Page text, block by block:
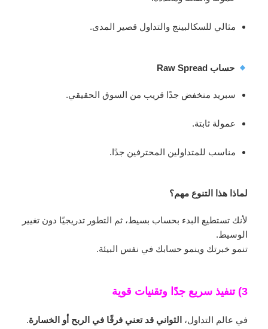
مثالي للسكالبينج والتداول قصير المدى.
حساب Raw Spread
سبريد منخفض جدًا قريب من السوق الحقيقي.
عمولة ثابتة.
مناسب للمتداولين المحترفين جدًا.
لماذا هذا التنوع مهم؟
لأنك تستطيع البدء بحساب بسيط، ثم التطور تدريجيًا دون تغيير
الوسيط.
تنمو خبرتك وينمو حسابك في نفس البيئة.
3) تنفيذ سريع جدًا وتقنيات قوية
في عالم التداول، الثواني قد تعني فرقًا في الربح أو الخسارة.